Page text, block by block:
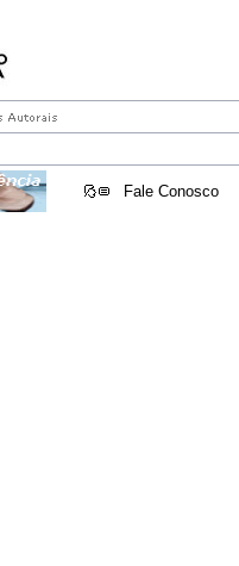
Fale Conosco